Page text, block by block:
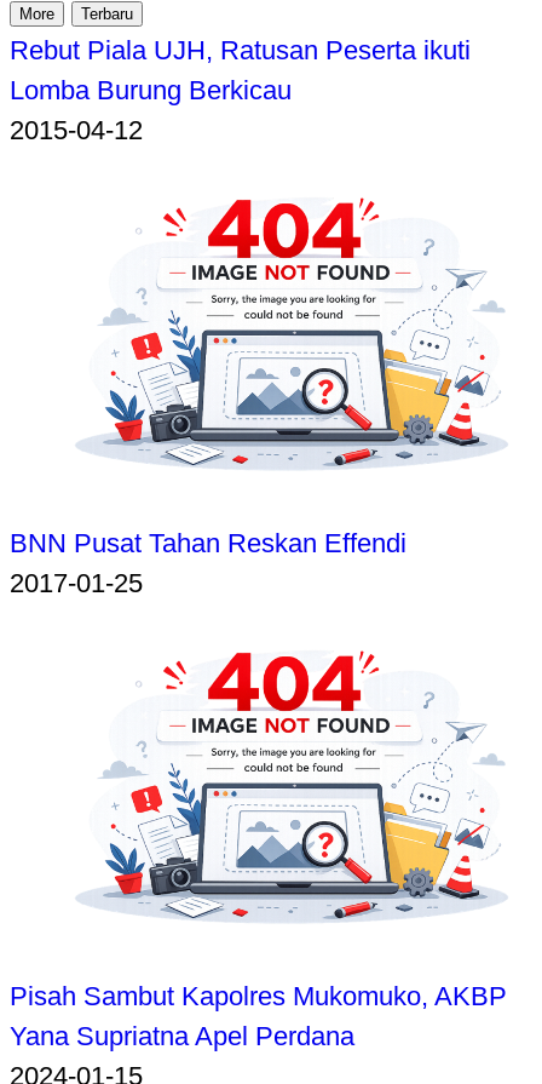
More Terbaru
Rebut Piala UJH, Ratusan Peserta ikuti
Lomba Burung Berkicau
2015-04-12
BNN Pusat Tahan Reskan Effendi
2017-01-25
Pisah Sambut Kapolres Mukomuko, AKBP
Yana Supriatna Apel Perdana
2024-01-15